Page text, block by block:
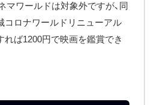
マワールドは対象外ですが、同
コロナワールドリニューアル
れば1200円で映画を鑑賞でき